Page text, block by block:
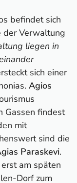
liegen in
sich einer
Agios
Gassen findest
mit
sind die
Paraskevi.
am späten
Dorf zum